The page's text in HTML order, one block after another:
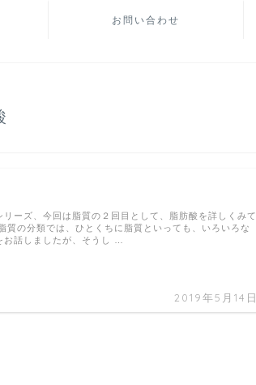
お問い合わせ
2019年5月14日
リーズ、今回は脂質の２回目として、脂肪酸を詳しくみて
質の分類では、ひとくちに脂質といっても、いろいろな
お話しましたが、そうし …